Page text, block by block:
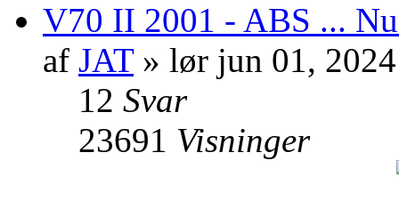
V70 II 2001 - ABS ...
af JAT» lør jun 01,
12 Svar
23691 Visninger